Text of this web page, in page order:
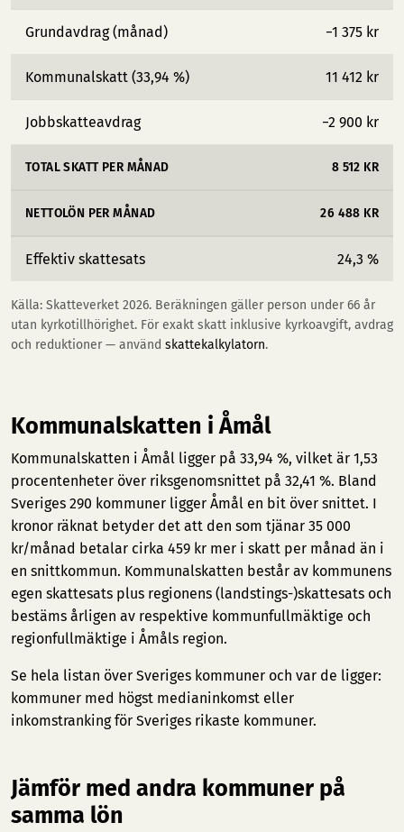
Grundavdrag (månad) −1 375 kr
Kommunalskatt (33,94 %) 11 412 kr
Jobbskatteavdrag −2 900 kr
TOTAL SKATT PER MÅNAD 8 512 KR
NETTOLÖN PER MÅNAD 26 488 KR
Effektiv skattesats 24,3 %
Källa: Skatteverket 2026. Beräkningen gäller person under 66 år
utan kyrkotillhörighet. För exakt skatt inklusive kyrkoavgift, avdrag
och reduktioner — använd skattekalkylatorn.
Kommunalskatten i Åmål
Kommunalskatten i Åmål ligger på 33,94 %, vilket är 1,53
procentenheter över riksgenomsnittet på 32,41 %. Bland
Sveriges 290 kommuner ligger Åmål en bit över snittet. I
kronor räknat betyder det att den som tjänar 35 000
kr/månad betalar cirka 459 kr mer i skatt per månad än i
en snittkommun. Kommunalskatten består av kommunens
egen skattesats plus regionens (landstings-)skattesats och
bestäms årligen av respektive kommunfullmäktige och
regionfullmäktige i Åmåls region.
Se hela listan över Sveriges kommuner och var de ligger:
kommuner med högst medianinkomst eller
inkomstranking för Sveriges rikaste kommuner.
Jämför med andra kommuner på
samma lön